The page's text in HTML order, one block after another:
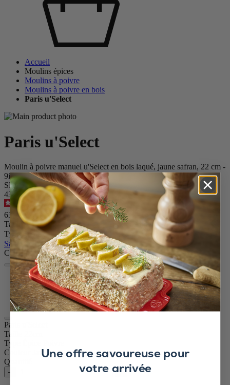
Accueil
Moulins épices
Moulins à poivre
Moulins à poivre en bois
Paris u'Select
Paris u'Select
Moulin à poivre manuel u'Select en bois laqué, jaune safran, 22 cm -
9in
SKU
43605
4.8/5- 1 820avis
63,90 €
Taille
Type Épice
Sauter le carrousel
Couleur
Jaune
Ardoise
Vert Forêt
Paris u'Select
Taille
Type Épice
Couleur
Jaune
Quantité
– +
Une offre savoureuse pour
votre arrivée